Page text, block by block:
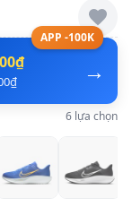
APP -100K
→
6 lựa chọn